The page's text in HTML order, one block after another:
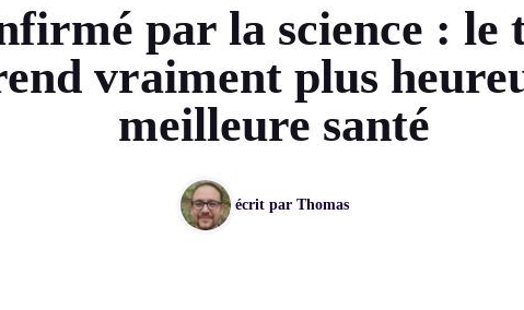
par la science :
vraiment plus
meilleure santé
écrit par Thomas